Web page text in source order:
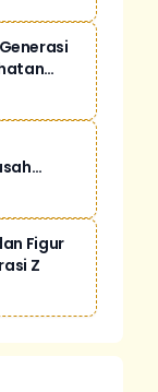
Figur
Z